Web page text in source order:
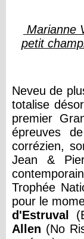
Marianne
petit
Neveu de
totalise
premier
épreuves
corrézien,
Jean &
Trophée
pour le
d'Estruval
Allen (No